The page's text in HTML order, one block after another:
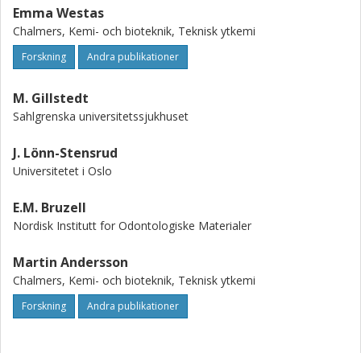
Emma Westas
Chalmers, Kemi- och bioteknik, Teknisk ytkemi
Forskning Andra publikationer
M. Gillstedt
Sahlgrenska universitetssjukhuset
J. Lönn-Stensrud
Universitetet i Oslo
E.M. Bruzell
Nordisk Institutt for Odontologiske Materialer
Martin Andersson
Chalmers, Kemi- och bioteknik, Teknisk ytkemi
Forskning Andra publikationer